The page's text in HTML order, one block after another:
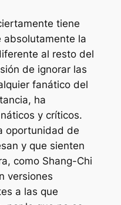
tiene
absolutamente la
al resto del
de ignorar las
fanático del
ha
y críticos.
oportunidad de
y que sienten
como Shang-Chi
versiones
a las que